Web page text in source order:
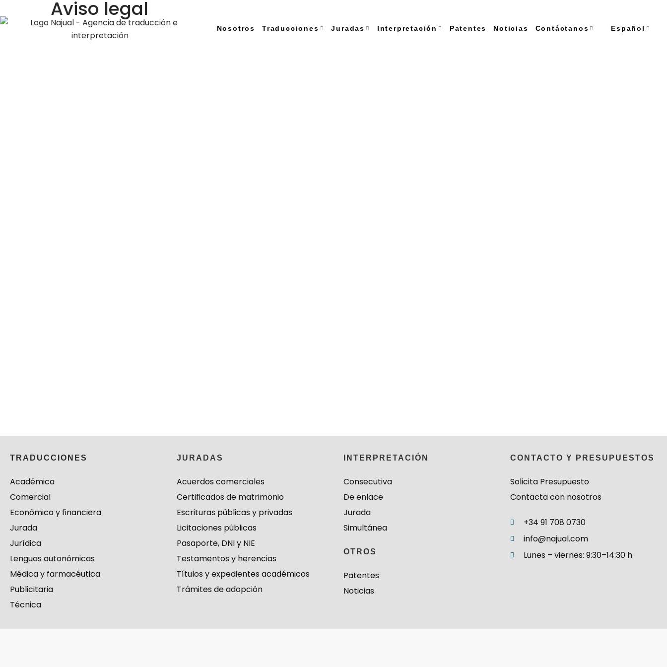
Nosotros Traducciones Juradas Interpretación Patentes Noticias Contáctanos Español
Aviso legal
TRADUCCIONES
Académica
Comercial
Económica y financiera
Jurada
Jurídica
Lenguas autonómicas
Médica y farmacéutica
Publicitaria
Técnica
JURADAS
Acuerdos comerciales
Certificados de matrimonio
Escrituras públicas y privadas
Licitaciones públicas
Pasaporte, DNI y NIE
Testamentos y herencias
Títulos y expedientes académicos
Trámites de adopción
INTERPRETACIÓN
Consecutiva
De enlace
Jurada
Simultánea
OTROS
Patentes
Noticias
CONTACTO Y PRESUPUESTOS
Solicita Presupuesto
Contacta con nosotros
+34 91 708 0730
info@najual.com
Lunes – viernes: 9:30–14:30 h